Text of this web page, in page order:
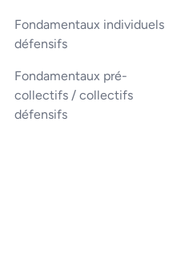
Fondamentaux individuels
défensifs
Fondamentaux pré-
collectifs / collectifs
défensifs